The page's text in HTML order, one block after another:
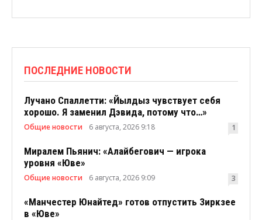
ПОСЛЕДНИЕ НОВОСТИ
Лучано Спаллетти: «Йылдыз чувствует себя
хорошо. Я заменил Дэвида, потому что…»
Общие новости 6 августа, 2026 9:18 1
Миралем Пьянич: «Алайбегович — игрока
уровня «Юве»
Общие новости 6 августа, 2026 9:09 3
«Манчестер Юнайтед» готов отпустить Зиркзее
в «Юве»